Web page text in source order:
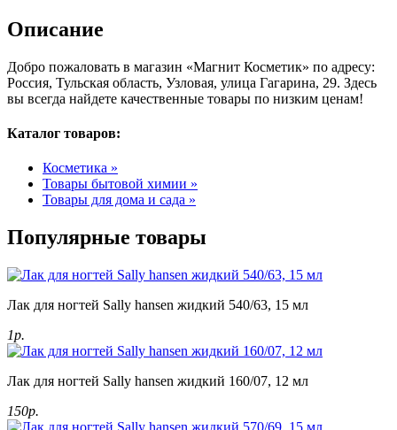
Описание
Добро пожаловать в магазин «Магнит Косметик» по адресу:
Россия, Тульская область, Узловая, улица Гагарина, 29. Здесь
вы всегда найдете качественные товары по низким ценам!
Каталог товаров:
Косметика »
Товары бытовой химии »
Товары для дома и сада »
Популярные товары
Лак для ногтей Sally hansen жидкий 540/63, 15 мл
1р.
Лак для ногтей Sally hansen жидкий 160/07, 12 мл
150р.